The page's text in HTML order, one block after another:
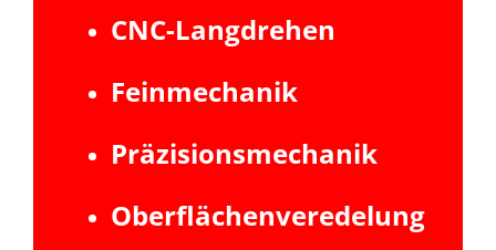
CNC-Langdrehen
Feinmechanik
Präzisionsmechanik
Oberflächenveredelung